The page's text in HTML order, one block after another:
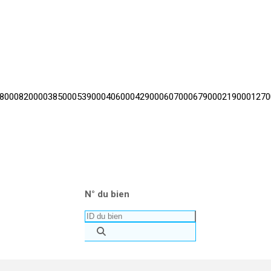
820000385000539000406000429000607000679000219000
N° du bien